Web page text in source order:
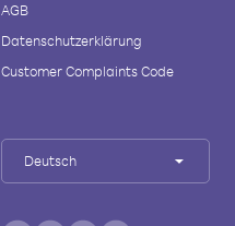
AGB
Datenschutzerklärung
Customer Complaints Code
Deutsch